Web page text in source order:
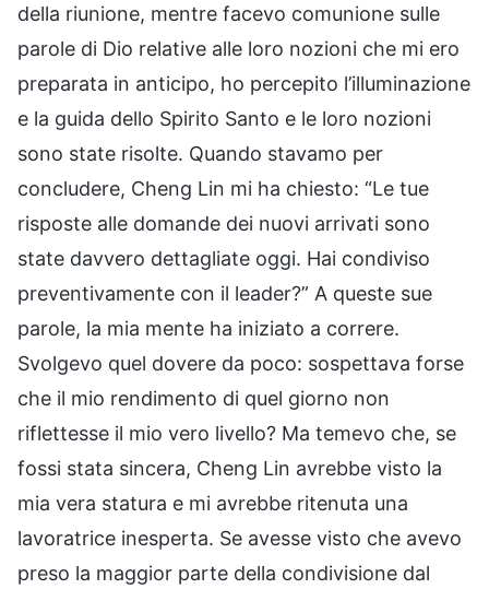
della riunione, mentre facevo comunione sulle
parole di Dio relative alle loro nozioni che mi ero
preparata in anticipo, ho percepito l’illuminazione
e la guida dello Spirito Santo e le loro nozioni
sono state risolte. Quando stavamo per
concludere, Cheng Lin mi ha chiesto: “Le tue
risposte alle domande dei nuovi arrivati sono
state davvero dettagliate oggi. Hai condiviso
preventivamente con il leader?” A queste sue
parole, la mia mente ha iniziato a correre.
Svolgevo quel dovere da poco: sospettava forse
che il mio rendimento di quel giorno non
riflettesse il mio vero livello? Ma temevo che, se
fossi stata sincera, Cheng Lin avrebbe visto la
mia vera statura e mi avrebbe ritenuta una
lavoratrice inesperta. Se avesse visto che avevo
preso la maggior parte della condivisione dal